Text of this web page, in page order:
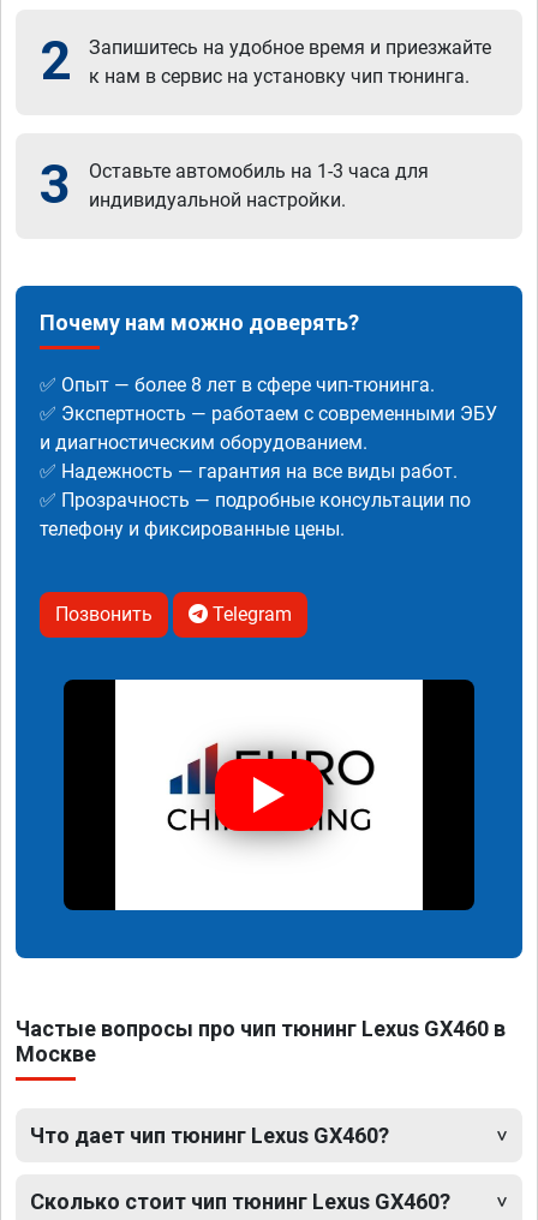
2
Запишитесь на удобное время и приезжайте
к нам в сервис на установку чип тюнинга.
3
Оставьте автомобиль на 1-3 часа для
индивидуальной настройки.
Почему нам можно доверять?
✅ Опыт — более 8 лет в сфере чип-тюнинга.
✅ Экспертность — работаем с современными ЭБУ
и диагностическим оборудованием.
✅ Надежность — гарантия на все виды работ.
✅ Прозрачность — подробные консультации по
телефону и фиксированные цены.
Позвонить Telegram
Частые вопросы про чип тюнинг Lexus GX460 в
Москве
Что дает чип тюнинг Lexus GX460?
Сколько стоит чип тюнинг Lexus GX460?